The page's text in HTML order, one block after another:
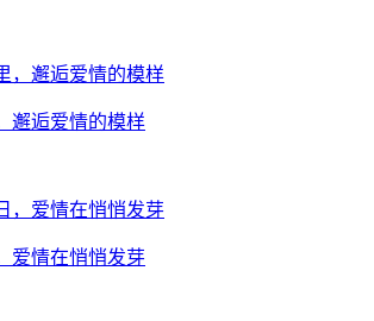
邂逅爱情的模样
爱情在悄悄发芽